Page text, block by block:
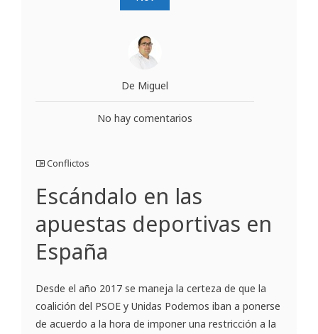
De Miguel
No hay comentarios
Conflictos
Escándalo en las
apuestas deportivas en
España
Desde el año 2017 se maneja la certeza de que la
coalición del PSOE y Unidas Podemos iban a ponerse
de acuerdo a la hora de imponer una restricción a la